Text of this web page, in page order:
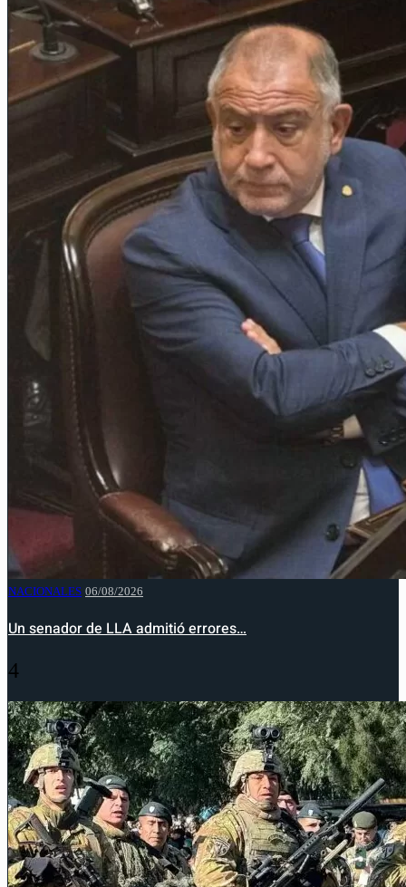
NACIONALES 06/08/2026
Un senador de LLA admitió errores…
4